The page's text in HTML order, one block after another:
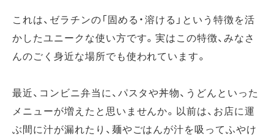
これは、ゼラチンの「固める・溶ける」という特徴を活
かしたユニークな使い方です。実はこの特徴、みなさ
んのごく身近な場所でも使われています。
最近、コンビニ弁当に、パスタや丼物、うどんといった
メニューが増えたと思いませんか。以前は、お店に運
ぶ間に汁が漏れたり、麺やごはんが汁を吸ってふやけ